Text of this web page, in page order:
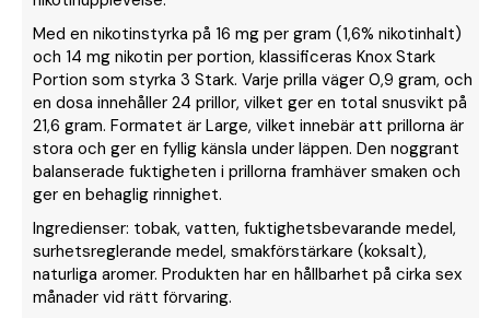
Med en nikotinstyrka på 16 mg per gram (1,6% nikotinhalt)
och 14 mg nikotin per portion, klassificeras Knox Stark
Portion som styrka 3 Stark. Varje prilla väger 0,9 gram, och
en dosa innehåller 24 prillor, vilket ger en total snusvikt på
21,6 gram. Formatet är Large, vilket innebär att prillorna är
stora och ger en fyllig känsla under läppen. Den noggrant
balanserade fuktigheten i prillorna framhäver smaken och
ger en behaglig rinnighet.
Ingredienser: tobak, vatten, fuktighetsbevarande medel,
surhetsreglerande medel, smakförstärkare (koksalt),
naturliga aromer. Produkten har en hållbarhet på cirka sex
månader vid rätt förvaring.